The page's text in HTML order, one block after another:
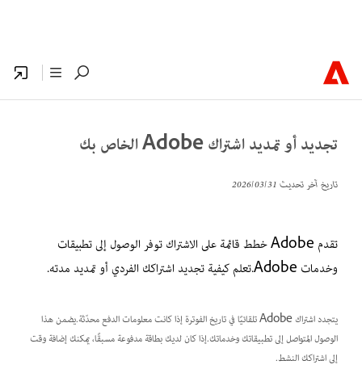
تجديد أو تمديد اشتراك Adobe الخاص بك
تاريخ آخر تحديث31‏/03‏/2026
تقدم Adobe خطط قائمة على الاشتراك توفر الوصول إلى تطبيقات
وخدمات Adobe.تعلم كيفية تجديد اشتراكك الفردي أو تمديد مدته.
يتجدد اشتراك Adobe تلقائيًا في تاريخ الفوترة إذا كانت معلومات الدفع محدّثة.يضمن هذا
الوصول المتواصل إلى تطبيقاتك وخدماتك.إذا كان لديك بطاقة مدفوعة مسبقًا، يمكنك إضافة وقت
إلى اشتراكك النشط.